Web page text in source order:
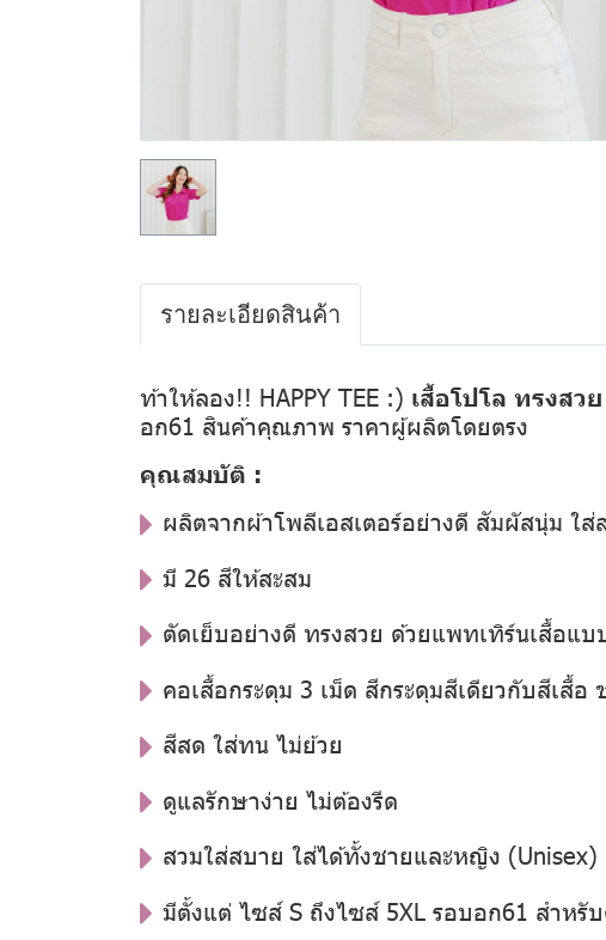
รายละเอียดสินค้า
ท้าให้ลอง!! HAPPY TEE :) เสื้อโปโล ทรงสว
อก61 สินค้าคุณภาพ ราคาผู้ผลิตโดยตรง
คุณสมบัติ :
ผลิตจากผ้าโพลีเอสเตอร์อย่างดี สัมผัสนุ่ม ใส่
มี 26 สีให้สะสม
ตัดเย็บอย่างดี ทรงสวย ด้วยแพทเทิร์นเสื้อแ
คอเสื้อกระดุม 3 เม็ด สีกระดุมสีเดียวกับสีเสื้อ
สีสด ใส่ทน ไม่ย้วย
ดูแลรักษาง่าย ไม่ต้องรีด
สวมใส่สบาย ใส่ได้ทั้งชายและหญิง (Unisex)
มีตั้งแต่ ไซส์ S ถึงไซส์ 5XL รอบอก61 สำหรั